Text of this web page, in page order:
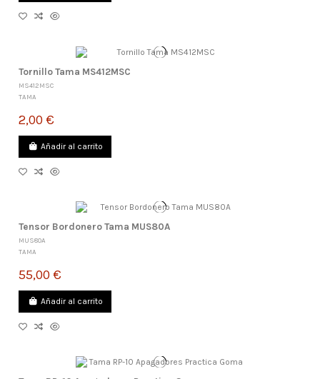
Tornillo Tama MS412MSC
MS412MSC
TAMA
2,00 €
Añadir al carrito
Tensor Bordonero Tama MUS80A
MUS80A
TAMA
55,00 €
Añadir al carrito